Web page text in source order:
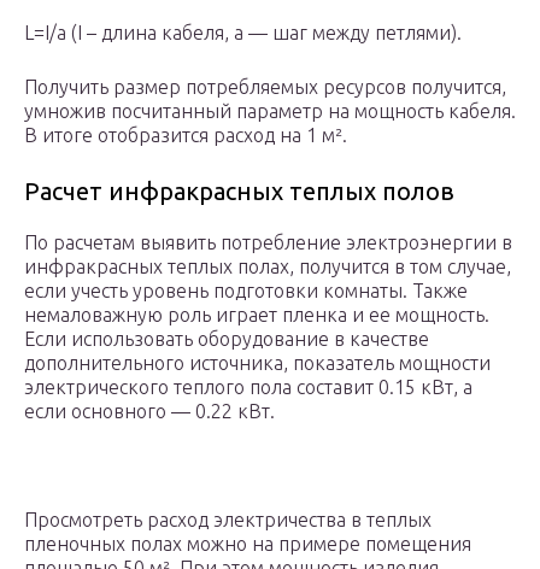
L=I/a (I – длина кабеля, a — шаг между петлями).
Получить размер потребляемых ресурсов получится,
умножив посчитанный параметр на мощность кабеля.
В итоге отобразится расход на 1 м².
Расчет инфракрасных теплых полов
По расчетам выявить потребление электроэнергии в
инфракрасных теплых полах, получится в том случае,
если учесть уровень подготовки комнаты. Также
немаловажную роль играет пленка и ее мощность.
Если использовать оборудование в качестве
дополнительного источника, показатель мощности
электрического теплого пола составит 0.15 кВт, а
если основного — 0.22 кВт.
Просмотреть расход электричества в теплых
пленочных полах можно на примере помещения